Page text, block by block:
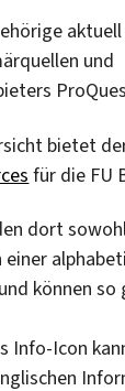
aktuell
und
bietet
für die FU
dort
können so
Info-Icon